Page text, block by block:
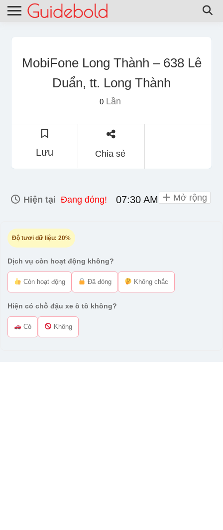
MobiFone Long Thành – 638 Lê
Duẩn, tt. Long Thành
0Lần
Lưu Chia sẻ
Hiện tại Đang đóng! 07:30 AM - 08:00 PM
Độ tươi dữ liệu: 20%
Dịch vụ còn hoạt động không?
Còn hoạt động Đã đóng Không chắc
Hiện có chỗ đậu xe ô tô không?
Có Không
Mở rộng